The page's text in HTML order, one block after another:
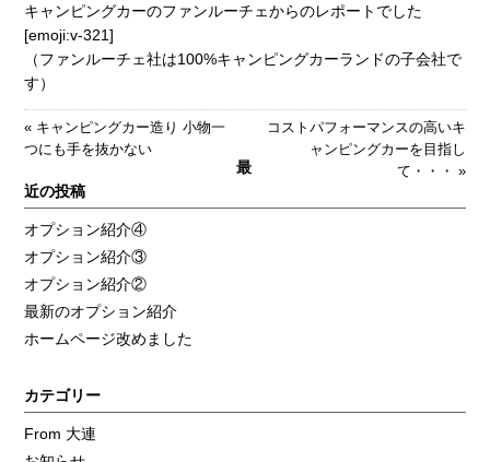
キャンピングカーのファンルーチェからのレポートでした
[emoji:v-321]
（ファンルーチェ社は100%キャンピングカーランドの子会社で
す）
« キャンピングカー造り 小物一
つにも手を抜かない
コストパフォーマンスの高いキ
ャンピングカーを目指し
て・・・ »
最
近の投稿
オプション紹介④
オプション紹介③
オプション紹介②
最新のオプション紹介
ホームページ改めました
カテゴリー
From 大連